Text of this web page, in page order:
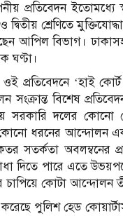
প্রতিবেদন
শ্রেণিতে
আপিল বিভাগ।
ঘণ্টা।
ওই প্রতিবেদনে ‘হাই
সংক্রান্ত বিশেষ
দলের কোনো
কোনো ধরনের আন্দোলন
সতর্কতা
বাধা দিতে পারে এতে
কোটা আন্দোলন
পুলিশ হেড